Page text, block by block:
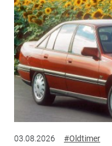
03.08.2026 #Oldtimer